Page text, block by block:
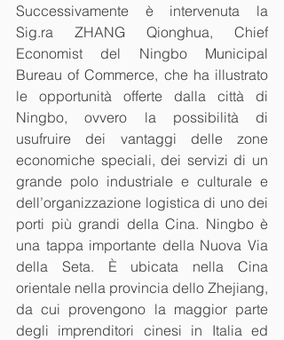
Successivamente è intervenuta la
Sig.ra ZHANG Qionghua, Chief
Economist del Ningbo Municipal
Bureau of Commerce, che ha illustrato
le opportunità offerte dalla città di
Ningbo, ovvero la possibilità di
usufruire dei vantaggi delle zone
economiche speciali, dei servizi di un
grande polo industriale e culturale e
dell’organizzazione logistica di uno dei
porti più grandi della Cina. Ningbo è
una tappa importante della Nuova Via
della Seta. È ubicata nella Cina
orientale nella provincia dello Zhejiang,
da cui provengono la maggior parte
degli imprenditori cinesi in Italia ed